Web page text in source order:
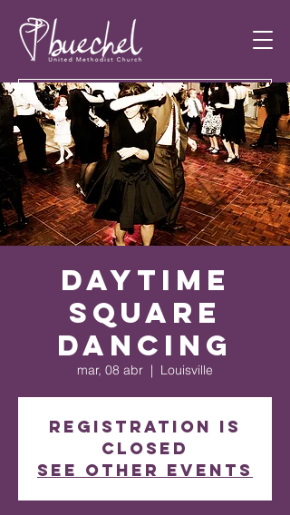
Daytime
Square
Dancing
mar, 08 abr
  |
Louisville
Registration is
closed
See other events